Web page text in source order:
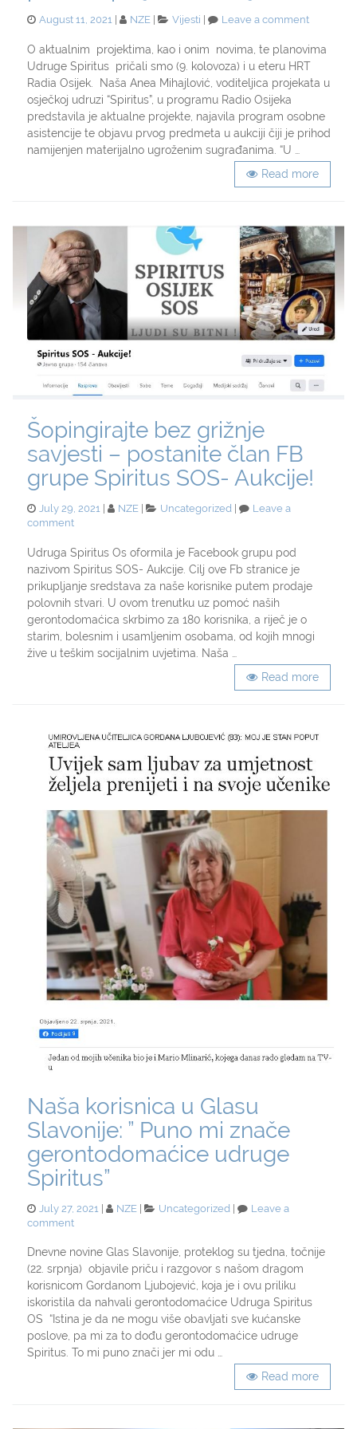
Posted
August 11, 2021 NZE Categories
Vijesti Leave a commenton
Radio
Osijek:
U
“Spiritusu”
odmora:
pomoć,
aukcija….
O aktualnim projektima, kao i onim novima, te planovima
Udruge Spiritus pričali smo (9. kolovoza) i u eteru HRT
Radia Osijek. Naša Anea Mihajlović, voditeljica projekata u
osječkoj udruzi “Spiritus”, u programu Radio Osijeka
predstavila je aktualne projekte, najavila program osobne
asistencije te objavu prvog predmeta u aukciji čiji je prihod
namijenjen materijalno ugroženim sugrađanima. “U …
Read more
Šopingirajte bez grižnje
savjesti – postanite član FB
grupe Spiritus SOS- Aukcije!
Posted
on
July 29, 2021 NZE Categories
Uncategorized
Leave a
commenton
bez
grižnje
savjesti
–
postanite
član
FB
grupe
Udruga Spiritus Os oformila je Facebook grupu pod
nazivom Spiritus SOS- Aukcije. Cilj ove Fb stranice je
prikupljanje sredstava za naše korisnike putem prodaje
polovnih stvari. U ovom trenutku uz pomoć naših
gerontodomaćica skrbimo za 180 korisnika, a riječ je o
starim, bolesnim i usamljenim osobama, od kojih mnogi
žive u teškim socijalnim uvjetima. Naša …
Read more
Naša korisnica u Glasu
Slavonije: ” Puno mi znače
gerontodomaćice udruge
Spiritus”
Posted
on
July 27, 2021 NZE Categories
Uncategorized
Leave a
commenton
korisnica
u
Glasu
”
Puno
mi
znače
Dnevne novine Glas Slavonije, proteklog su tjedna, točnije
(22. srpnja) objavile priču i razgovor s našom dragom
korisnicom Gordanom Ljubojević, koja je i ovu priliku
iskoristila da nahvali gerontodomaćice Udruga Spiritus
OS “Istina je da ne mogu više obavljati sve kućanske
poslove, pa mi za to dođu gerontodomaćice udruge
Spiritus. To mi puno znači jer mi odu …
Read more